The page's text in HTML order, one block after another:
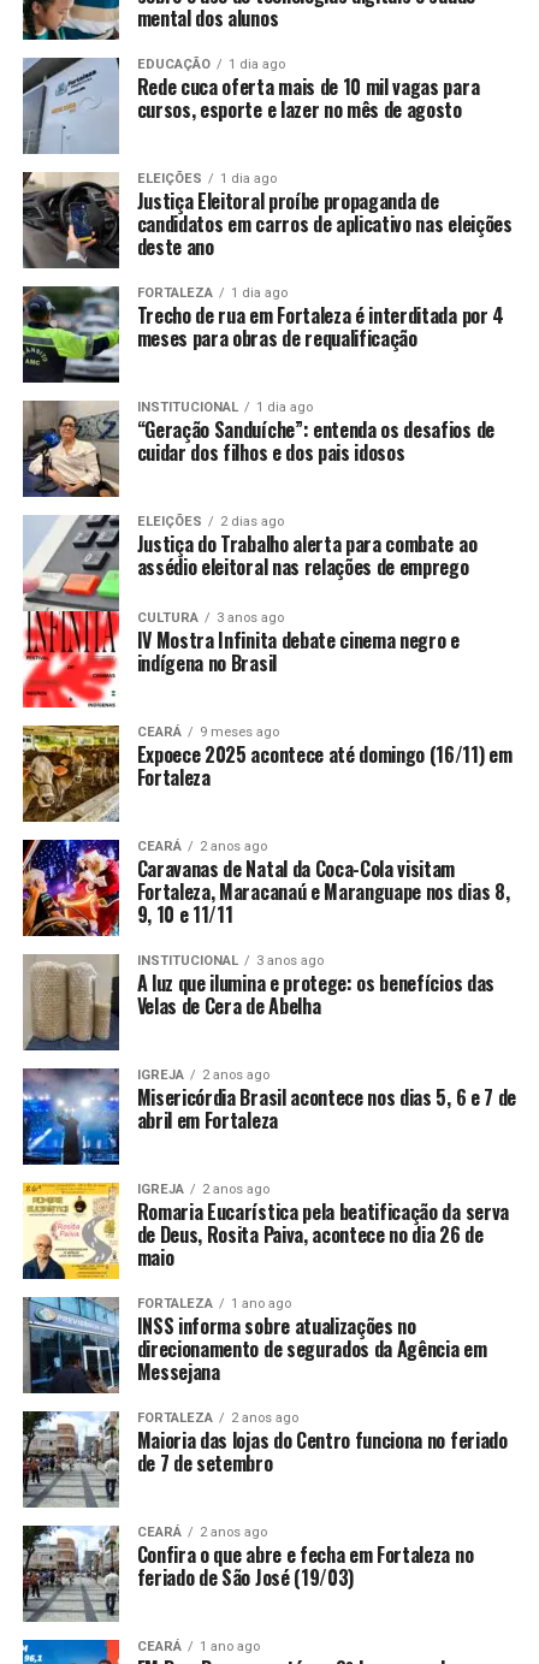
mental dos alunos
EDUCAÇÃO 1 dia ago
Rede cuca oferta mais de 10 mil vagas para
cursos, esporte e lazer no mês de agosto
ELEIÇÕES 1 dia ago
Justiça Eleitoral proíbe propaganda de
candidatos em carros de aplicativo nas eleições
deste ano
FORTALEZA 1 dia ago
Trecho de rua em Fortaleza é interditada por 4
meses para obras de requalificação
INSTITUCIONAL 1 dia ago
“Geração Sanduíche”: entenda os desafios de
cuidar dos filhos e dos pais idosos
ELEIÇÕES 2 dias ago
Justiça do Trabalho alerta para combate ao
assédio eleitoral nas relações de emprego
CULTURA 3 anos ago
IV Mostra Infinita debate cinema negro e
indígena no Brasil
CEARÁ 9 meses ago
Expoece 2025 acontece até domingo (16/11) em
Fortaleza
CEARÁ 2 anos ago
Caravanas de Natal da Coca-Cola visitam
Fortaleza, Maracanaú e Maranguape nos dias 8,
9, 10 e 11/11
INSTITUCIONAL 3 anos ago
A luz que ilumina e protege: os benefícios das
Velas de Cera de Abelha
IGREJA 2 anos ago
Misericórdia Brasil acontece nos dias 5, 6 e 7 de
abril em Fortaleza
IGREJA 2 anos ago
Romaria Eucarística pela beatificação da serva
de Deus, Rosita Paiva, acontece no dia 26 de
maio
FORTALEZA 1 ano ago
INSS informa sobre atualizações no
direcionamento de segurados da Agência em
Messejana
FORTALEZA 2 anos ago
Maioria das lojas do Centro funciona no feriado
de 7 de setembro
CEARÁ 2 anos ago
Confira o que abre e fecha em Fortaleza no
feriado de São José (19/03)
CEARÁ 1 ano ago